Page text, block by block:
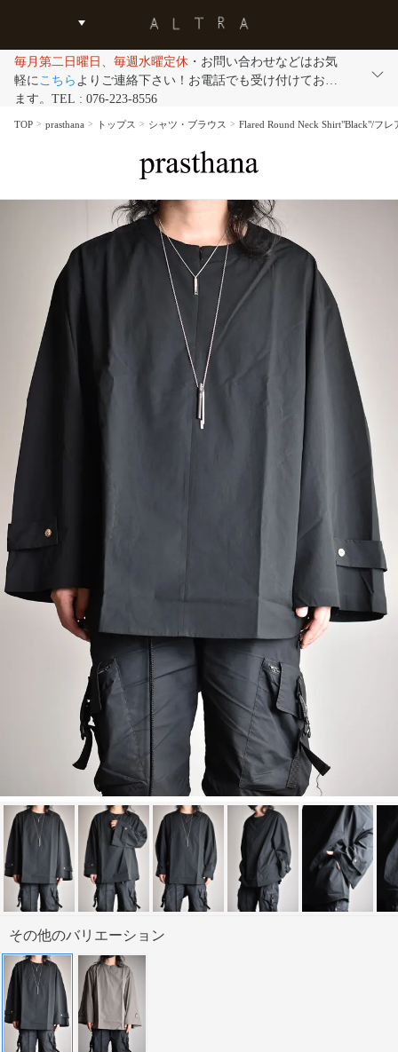
毎月第二日曜日、毎週水曜定休 ・お問い合わせなどはお気
軽にこちら よりご連絡下さい！お電話でも受け付けており
ます。TEL : 076-223-8556
TOP prasthana トップス シャツ・ブラウス Flared Round Neck Shirt"Black"/フ
その他のバリエーション